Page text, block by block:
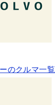
のクルマ一覧